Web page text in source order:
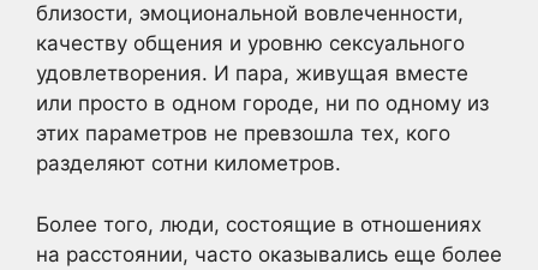
близости, эмоциональной вовлеченности,
качеству общения и уровню сексуального
удовлетворения. И пара, живущая вместе
или просто в одном городе, ни по одному из
этих параметров не превзошла тех, кого
разделяют сотни километров.
Более того, люди, состоящие в отношениях
на расстоянии, часто оказывались еще более